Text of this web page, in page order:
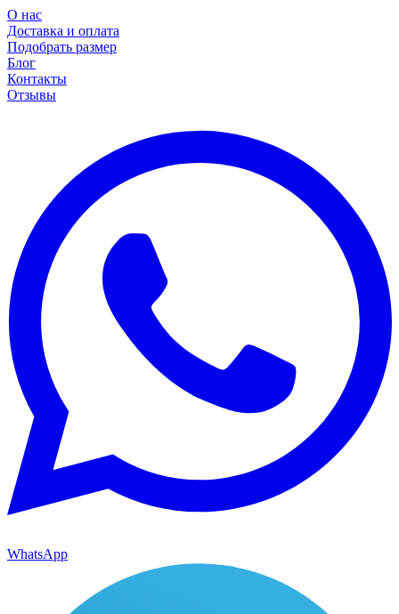
О нас
Доставка и оплата
Подобрать размер
Блог
Контакты
Отзывы
WhatsApp